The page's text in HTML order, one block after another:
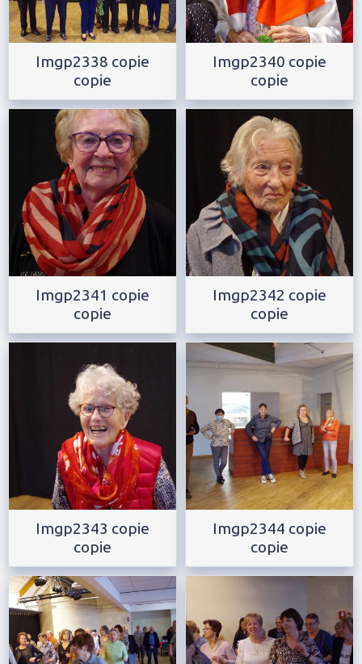
Imgp2338 copie
copie
Imgp2340 copie
copie
Imgp2341 copie
copie
Imgp2342 copie
copie
Imgp2343 copie
copie
Imgp2344 copie
copie